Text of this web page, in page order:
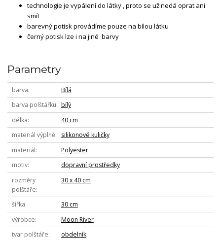
technologie je vypálení do látky , proto se už nedá oprat ani
smít
barevný potisk provádíme pouze na bílou látku
černý potisk lze i na jiné barvy
Parametry
barva
Bílá
barva polštářku
bílý
délka
40 cm
materiál výplně
silikonové kuličky
materiál
Polyester
motiv
dopravní prostředky
rozměry
polštáře
30 x 40 cm
šířka
30 cm
výrobce
Moon River
tvar polštáře
obdelník